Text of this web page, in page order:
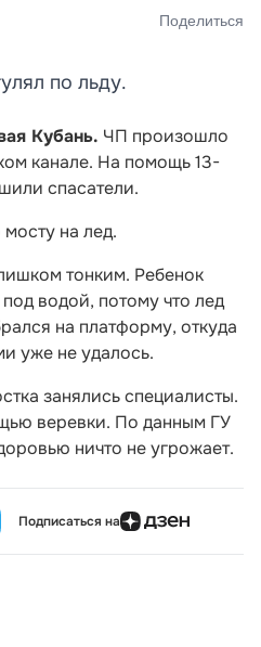
Поделиться
по льду.
Кубань. ЧП произошло
канале. На помощь 13-
спасатели.
на лед.
тонким. Ребенок
водой, потому что лед
на платформу, откуда
уже не удалось.
занялись специалисты.
веревки. По данным ГУ
ничто не угрожает.
Подписаться на